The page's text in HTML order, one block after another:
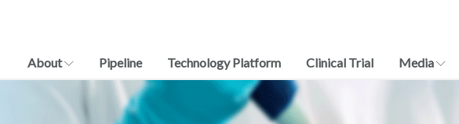
About Pipeline Technology Platform Clinical Trial Media